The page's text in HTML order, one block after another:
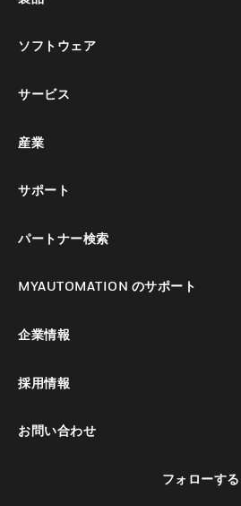
ソフトウェア
サービス
産業
サポート
パートナー検索
MYAUTOMATION のサポート
企業情報
採用情報
お問い合わせ
フォローする